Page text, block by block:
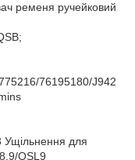
ременя ручейковий
76195180/J942
для
QSL9